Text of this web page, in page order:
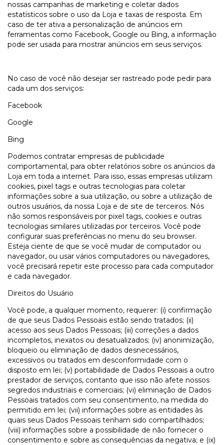
nossas campanhas de marketing e coletar dados
estatísticos sobre o uso da Loja e taxas de resposta. Em
caso de ter ativa a personalização de anúncios em
ferramentas como Facebook, Google ou Bing, a informação
pode ser usada para mostrar anúncios em seus serviços.
No caso de você não desejar ser rastreado pode pedir para
cada um dos serviços:
Facebook
Google
Bing
Podemos contratar empresas de publicidade
comportamental, para obter relatórios sobre os anúncios da
Loja em toda a internet. Para isso, essas empresas utilizam
cookies, pixel tags e outras tecnologias para coletar
informações sobre a sua utilização, ou sobre a utilização de
outros usuários, da nossa Loja e de site de terceiros. Nós
não somos responsáveis por pixel tags, cookies e outras
tecnologias similares utilizadas por terceiros. Você pode
configurar suas preferências no menu do seu browser.
Esteja ciente de que se você mudar de computador ou
navegador, ou usar vários computadores ou navegadores,
você precisará repetir este processo para cada computador
e cada navegador.
Direitos do Usuário
Você pode, a qualquer momento, requerer: (i) confirmação
de que seus Dados Pessoais estão sendo tratados; (ii)
acesso aos seus Dados Pessoais; (iii) correções a dados
incompletos, inexatos ou desatualizados; (iv) anonimização,
bloqueio ou eliminação de dados desnecessários,
excessivos ou tratados em desconformidade com o
disposto em lei; (v) portabilidade de Dados Pessoais a outro
prestador de serviços, contanto que isso não afete nossos
segredos industriais e comerciais; (vi) eliminação de Dados
Pessoais tratados com seu consentimento, na medida do
permitido em lei; (vii) informações sobre as entidades às
quais seus Dados Pessoais tenham sido compartilhados;
(viii) informações sobre a possibilidade de não fornecer o
consentimento e sobre as consequências da negativa; e (ix)